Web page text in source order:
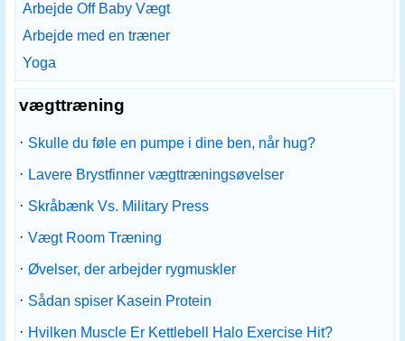
Arbejde Off Baby Vægt
Arbejde med en træner
Yoga
vægttræning
· Skulle du føle en pumpe i dine ben, når hug?
· Lavere Brystfinner vægttræningsøvelser
· Skråbænk Vs. Military Press
· Vægt Room Træning
· Øvelser, der arbejder rygmuskler
· Sådan spiser Kasein Protein
· Hvilken Muscle Er Kettlebell Halo Exercise Hit?